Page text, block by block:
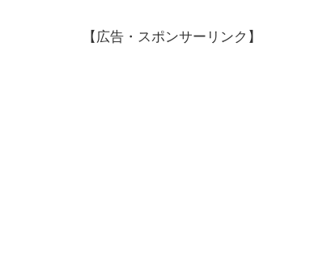
【広告・スポンサーリンク】